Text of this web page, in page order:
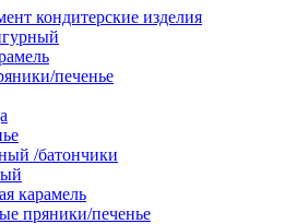
кондитерские изделия
печенье
/батончики
карамель
пряники/печенье